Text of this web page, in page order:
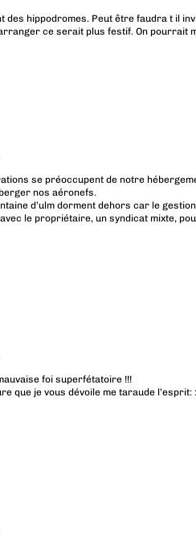
des hippodromes. Peut être faudra t il
ce serait plus festif. On pourrait
se préoccupent de notre
nos aéronefs.
d’ulm dorment dehors car le
le propriétaire, un syndicat mixte,
foi superfétatoire !!!
que je vous dévoile me taraude l’esprit: